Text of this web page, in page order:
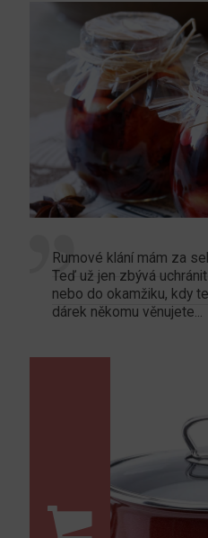
Rumové klání mám za
Teď už jen zbývá
nebo do okamžiku, kdy
dárek někomu věnujete...